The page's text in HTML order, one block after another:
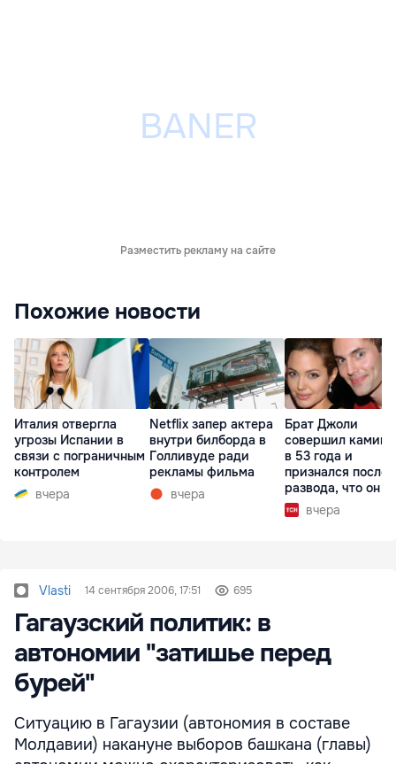
Разместить рекламу на сайте
Похожие новости
Италия отвергла
угрозы Испании в
связи с пограничным
контролем
вчера
Netflix запер актера
внутри билборда в
Голливуде ради
рекламы фильма
вчера
Брат Джоли
совершил
в 53 года и
признался после
развода, что он
вчера
Vlasti 14 сентября 2006, 17:51 695
Гагаузский политик: в
автономии "затишье перед
бурей"
Ситуацию в Гагаузии (автономия в составе
Молдавии) накануне выборов башкана (главы)